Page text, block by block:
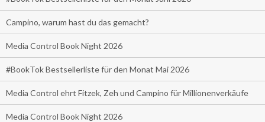
Campino, warum hast du das gemacht?
Media Control Book Night 2026
#BookTok Bestsellerliste für den Monat Mai 2026
Media Control ehrt Fitzek, Zeh und Campino für Millionenverkäufe
Media Control Book Night 2026